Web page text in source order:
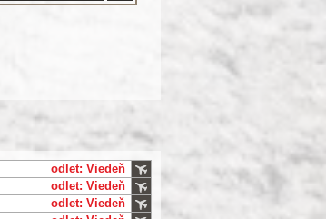
odlet: Viedeň
odlet: Viedeň
odlet: Viedeň